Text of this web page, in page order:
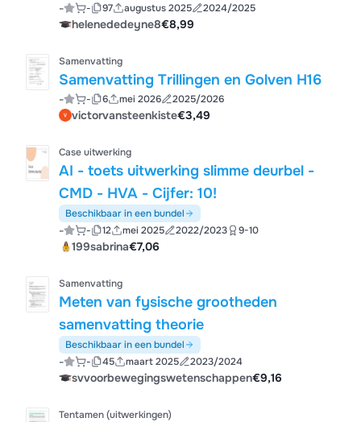
- - 97 augustus 2025 2024/2025
helenededeyne8€8,99
Samenvatting
Samenvatting Trillingen en Golven H16
- - 6 mei 2026 2025/2026
victorvansteenkiste€3,49
Case uitwerking
AI - toets uitwerking slimme deurbel -
CMD - HVA - Cijfer: 10!
Beschikbaar in een bundel
- - 12 mei 2025 2022/2023 9-10
199sabrina€7,06
Samenvatting
Meten van fysische grootheden
samenvatting theorie
Beschikbaar in een bundel
- - 45 maart 2025 2023/2024
svvoorbewegingswetenschappen€9,16
Tentamen (uitwerkingen)